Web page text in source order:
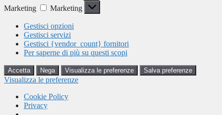
Marketing
Marketing
Gestisci opzioni
Gestisci servizi
Gestisci {vendor_count} fornitori
Per saperne di più su questi scopi
Accetta Nega Visualizza le preferenze Salva preferenze
Visualizza le preferenze
Cookie Policy
Privacy